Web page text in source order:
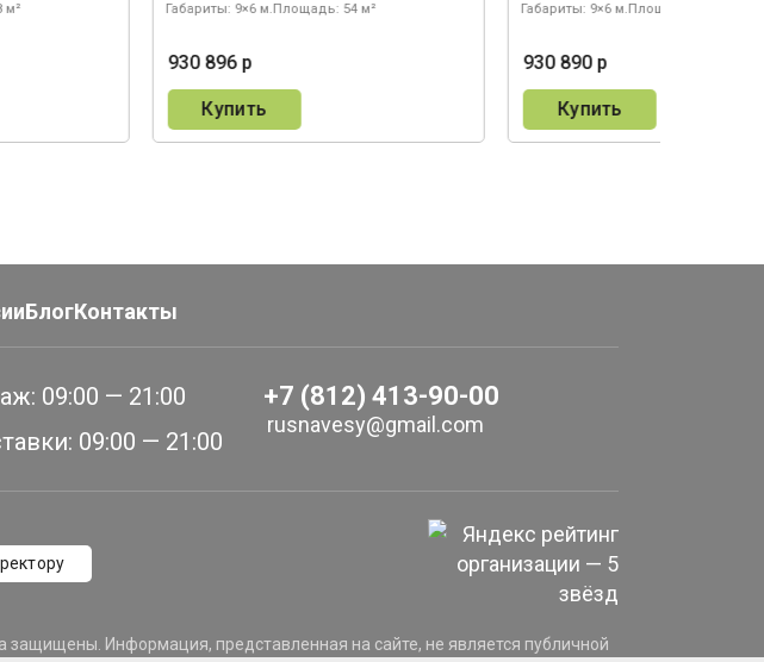
м² Габариты: 9×6 м.Площадь: 54 м²
930 896 р
Купить
Габариты: 9×6 м.Площадь: 54 м²
930 890 р
Купить
БлогКонтакты
09:00 — 21:00
09:00 — 21:00
+7 (812) 413-90-00
rusnavesy@gmail.com
защищены. Информация, представленная на сайте, не является публичной